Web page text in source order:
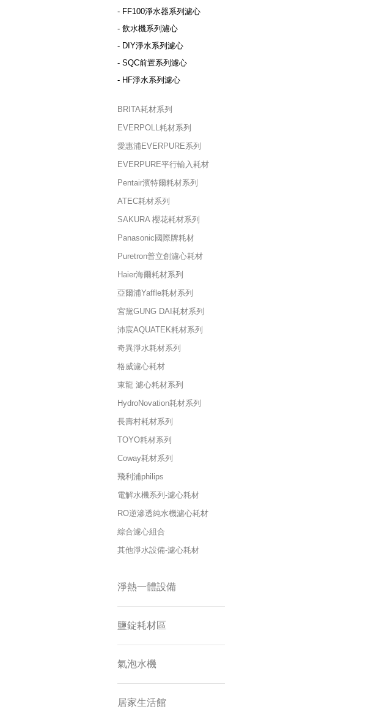
- FF100淨水器系列濾心
- 飲水機系列濾心
- DIY淨水系列濾心
- SQC前置系列濾心
- HF淨水系列濾心
BRITA耗材系列
EVERPOLL耗材系列
愛惠浦EVERPURE系列
EVERPURE平行輸入耗材
Pentair濱特爾耗材系列
ATEC耗材系列
SAKURA 櫻花耗材系列
Panasonic國際牌耗材
Puretron普立創濾心耗材
Haier海爾耗材系列
亞爾浦Yaffle耗材系列
宮黛GUNG DAI耗材系列
沛宸AQUATEK耗材系列
奇異淨水耗材系列
格威濾心耗材
東龍 濾心耗材系列
HydroNovation耗材系列
長壽村耗材系列
TOYO耗材系列
Coway耗材系列
飛利浦philips
電解水機系列-濾心耗材
RO逆滲透純水機濾心耗材
綜合濾心組合
其他淨水設備-濾心耗材
淨熱一體設備
鹽錠耗材區
氣泡水機
居家生活館